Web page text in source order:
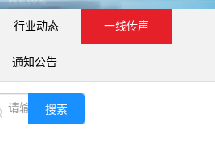
行业动态 一线传声
通知公告
搜索